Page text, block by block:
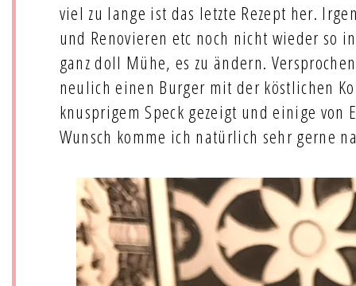
viel zu lange ist das letzte Rezept her.
und Renovieren etc noch nicht wieder so
ganz doll Mühe, es zu ändern.
neulich einen Burger mit der köstlichen
knusprigem Speck gezeigt und einige von
Wunsch komme ich natürlich sehr gerne